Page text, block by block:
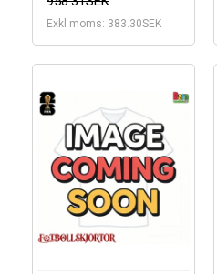
Exkl moms: 383.30SEK